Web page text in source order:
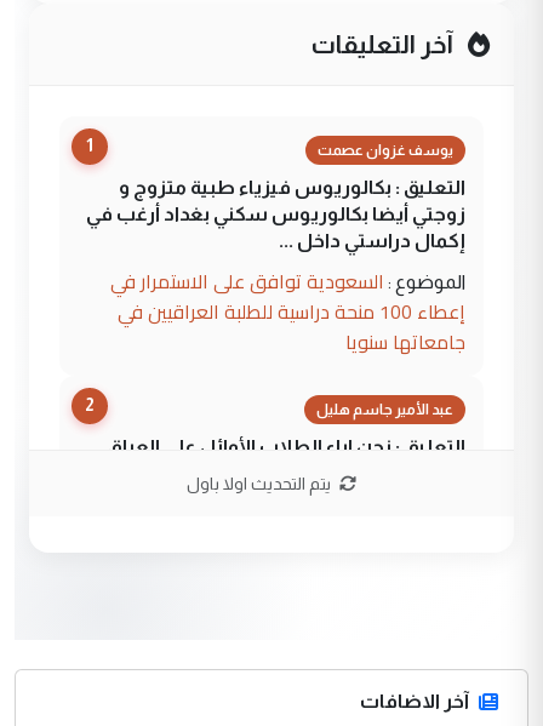
آخر التعليقات
1 يوسف غزوان عصمت
التعليق : بكالوريوس فيزياء طبية متزوج و
زوجتي أيضا بكالوريوس سكني بغداد أرغب في
إكمال دراستي داخل ...
الموضوع : السعودية توافق على الاستمرار في
إعطاء 100 منحة دراسية للطلبة العراقيين في
جامعاتها سنويا
2 عبد الأمير جاسم هليل
التعليق : نحن اباء الطلاب الأوائل على العراق
نتشرف بلقاء السيد احمد الصافي في العتبات
التعليق : قرار مستعجل جدا ولامصلحة فيه
للوزاره ولا للمواطن القرار الصائب يكون بعد
يتم التحديث اولا باول
آخر الاضافات